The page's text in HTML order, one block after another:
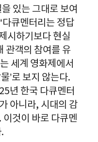
있는 그대로 보여
다큐멘터리는 정답
시하기보다 현실
관객의 참여를 유
세계 영화제에서
’로 보지 않는다.
년 한국 다큐멘터
아니라, 시대의 감
것이 바로 다큐멘